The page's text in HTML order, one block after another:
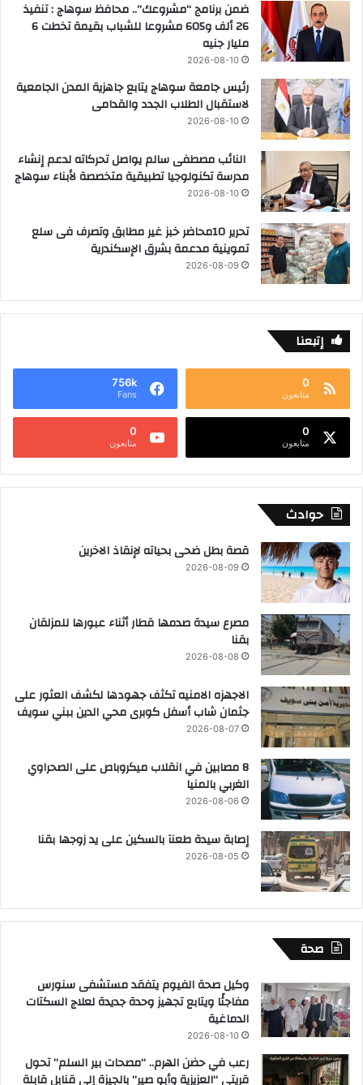
ضمن برنامج “مشروعك”.. محافظ سوهاج : تنفيذ
26 ألف و605 مشروعا للشباب بقيمة تخطت 6
مليار جنيه
2026-08-10
رئيس جامعة سوهاج يتابع جاهزية المدن الجامعية
لاستقبال الطلاب الجدد والقدامى
2026-08-10
النائب مصطفى سالم يواصل تحركاته لدعم إنشاء
مدرسة تكنولوجيا تطبيقية متخصصة لأبناء سوهاج
2026-08-10
تحرير 10محاضر خبز غير مطابق وتصرف فى سلع
تموينية مدعمة بشرق الإسكندرية
2026-08-09
إتبعنا
0
متابعون
756k
Fans
0
متابعون
0
متابعون
حوادث
قصة بطل ضحى بحياته لإنقاذ الاخرين
2026-08-09
مصرع سيدة صدمها قطار أثناء عبورها للمزلقان
بقنا
2026-08-08
الاجهزه الامنيه تكثف جهودها لكشف العثور على
جثمان شاب أسفل كوبرى محي الدين ببني سويف
2026-08-07
8 مصابين في انقلاب ميكروباص على الصحراوي
الغربي بالمنيا
2026-08-06
إصابة سيدة طعنآ بالسكين على يد زوجها بقنا
2026-08-05
صحة
وكيل صحة الفيوم يتفقد مستشفى سنورس
مفاجئًا ويتابع تجهيز وحدة جديدة لعلاج السكتات
الدماغية
2026-08-10
رعب في حضن الهرم.. “مصحات بير السلم” تحول
قريتي “العزيزية وأبو صير” بالجيزة إلى قنابل قابلة